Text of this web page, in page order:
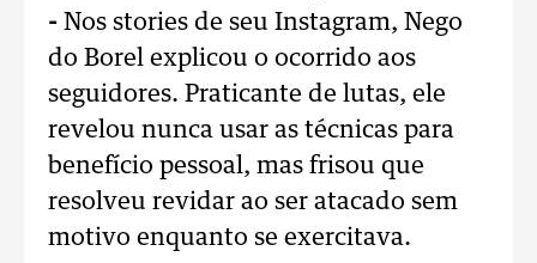
- Nos stories de seu Instagram, Nego
do Borel explicou o ocorrido aos
seguidores. Praticante de lutas, ele
revelou nunca usar as técnicas para
benefício pessoal, mas frisou que
resolveu revidar ao ser atacado sem
motivo enquanto se exercitava.